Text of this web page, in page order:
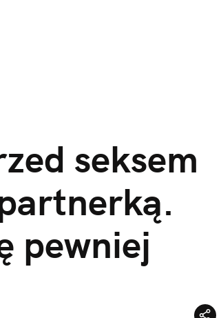
seksem
pewniej